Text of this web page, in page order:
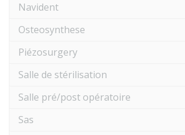
Navident
Osteosynthese
Piézosurgery
Salle de stérilisation
Salle pré/post opératoire
Sas